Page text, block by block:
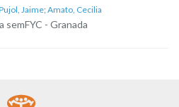
Jaime; Amato, Cecilia
semFYC - Granada